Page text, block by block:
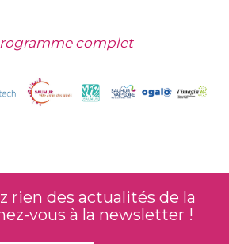
complet
rien des actualités de la
vous à la newsletter !